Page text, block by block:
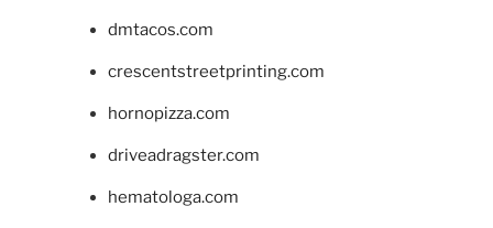
dmtacos.com
crescentstreetprinting.com
hornopizza.com
driveadragster.com
hematologa.com